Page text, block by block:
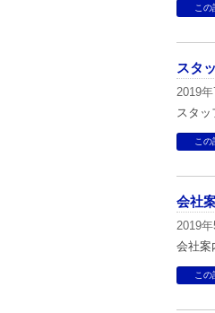
こ
スタ
2019年
スタッ
こ
会社
2019年
会社案
こ